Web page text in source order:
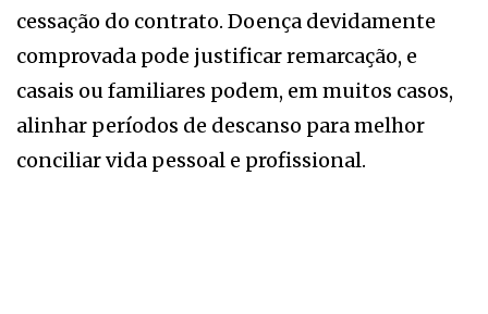
cessação do contrato. Doença devidamente
comprovada pode justificar remarcação, e
casais ou familiares podem, em muitos casos,
alinhar períodos de descanso para melhor
conciliar vida pessoal e profissional.